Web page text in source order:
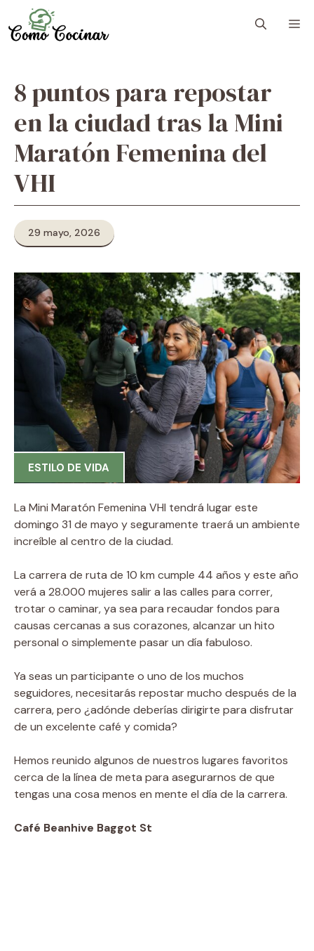
to
content
8 puntos para repostar
en la ciudad tras la Mini
Maratón Femenina del
VHI
29 mayo, 2026
ESTILO DE VIDA
La Mini Maratón Femenina VHI tendrá lugar este
domingo 31 de mayo y seguramente traerá un ambiente
increíble al centro de la ciudad.
La carrera de ruta de 10 km cumple 44 años y este año
verá a 28.000 mujeres salir a las calles para correr,
trotar o caminar, ya sea para recaudar fondos para
causas cercanas a sus corazones, alcanzar un hito
personal o simplemente pasar un día fabuloso.
Ya seas un participante o uno de los muchos
seguidores, necesitarás repostar mucho después de la
carrera, pero ¿adónde deberías dirigirte para disfrutar
de un excelente café y comida?
Hemos reunido algunos de nuestros lugares favoritos
cerca de la línea de meta para asegurarnos de que
tengas una cosa menos en mente el día de la carrera.
Café Beanhive Baggot St